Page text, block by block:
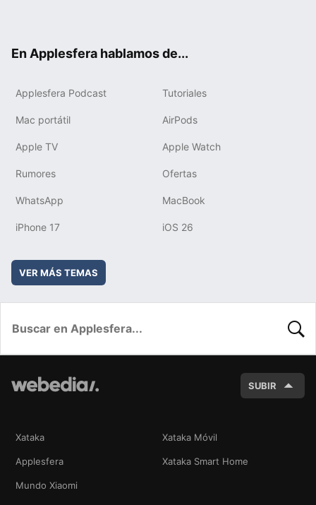
En Applesfera hablamos de...
Applesfera Podcast Tutoriales
Mac portátil AirPods
Apple TV Apple Watch
Rumores Ofertas
WhatsApp MacBook
iPhone 17 iOS 26
VER MÁS TEMAS
SUBIR
Xataka Xataka Móvil
Applesfera Xataka Smart Home
Mundo Xiaomi